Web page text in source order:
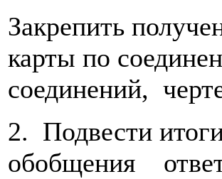
Закрепить
карты по
соединений,
2. Подвести
обобщения